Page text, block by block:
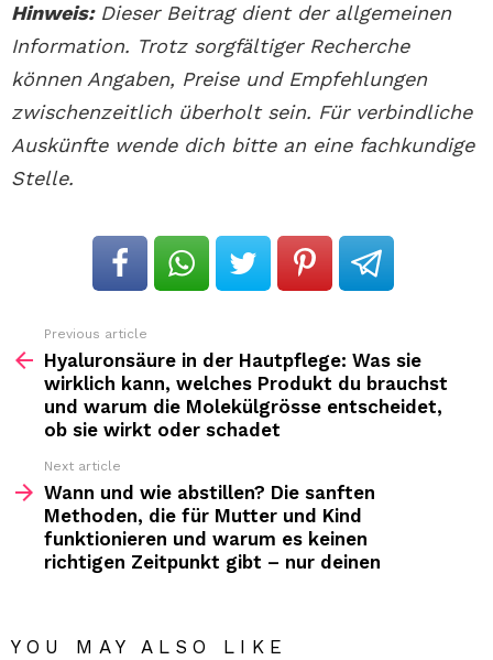
Hinweis:Dieser Beitrag dient der allgemeinen
Information. Trotz sorgfältiger Recherche
können Angaben, Preise und Empfehlungen
zwischenzeitlich überholt sein. Für verbindliche
Auskünfte wende dich bitte an eine fachkundige
Stelle.
more
Previous article
Hyaluronsäure in der Hautpflege: Was sie
wirklich kann, welches Produkt du brauchst
und warum die Molekülgrösse entscheidet,
ob sie wirkt oder schadet
Next article
Wann und wie abstillen? Die sanften
Methoden, die für Mutter und Kind
funktionieren und warum es keinen
richtigen Zeitpunkt gibt – nur deinen
YOU MAY ALSO LIKE